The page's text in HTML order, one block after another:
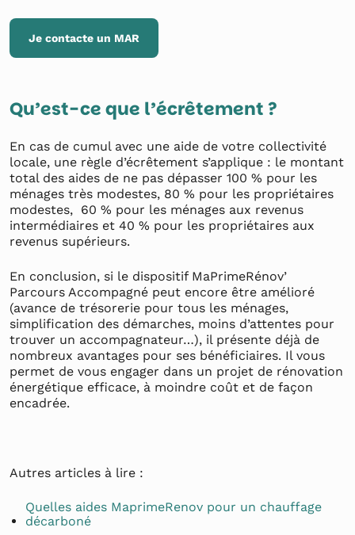
Je contacte un MAR
Qu’est-ce que l’écrêtement ?
En cas de cumul avec une aide de votre collectivité
locale, une règle d’écrêtement s’applique : le montant
total des aides de ne pas dépasser 100 % pour les
ménages très modestes, 80 % pour les propriétaires
modestes, 60 % pour les ménages aux revenus
intermédiaires et 40 % pour les propriétaires aux
revenus supérieurs.
En conclusion, si le dispositif MaPrimeRénov’
Parcours Accompagné peut encore être amélioré
(avance de trésorerie pour tous les ménages,
simplification des démarches, moins d’attentes pour
trouver un accompagnateur…), il présente déjà de
nombreux avantages pour ses bénéficiaires. Il vous
permet de vous engager dans un projet de rénovation
énergétique efficace, à moindre coût et de façon
encadrée.
Autres articles à lire :
Quelles aides MaprimeRenov pour un chauffage
décarboné